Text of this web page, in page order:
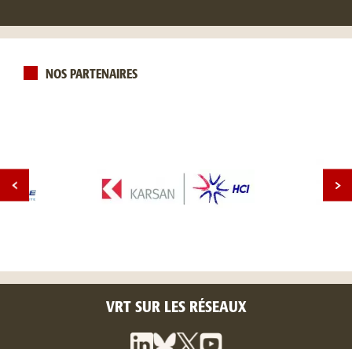
NOS PARTENAIRES
VRT SUR LES RÉSEAUX